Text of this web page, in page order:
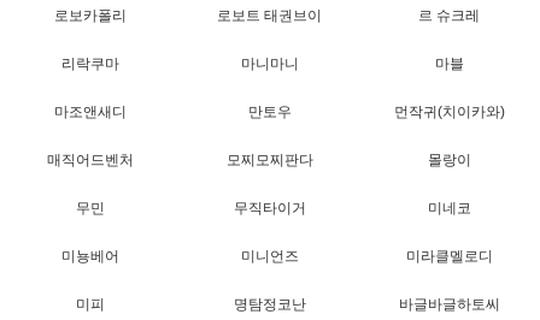
로보카폴리 로보트 태권브이 르 슈크레
리락쿠마 마니마니 마블
마조앤새디 만토우 먼작귀(치이카와)
매직어드벤처 모찌모찌판다 몰랑이
무민 무직타이거 미네코
미뇽베어 미니언즈 미라클멜로디
미피 명탐정코난 바글바글하토씨